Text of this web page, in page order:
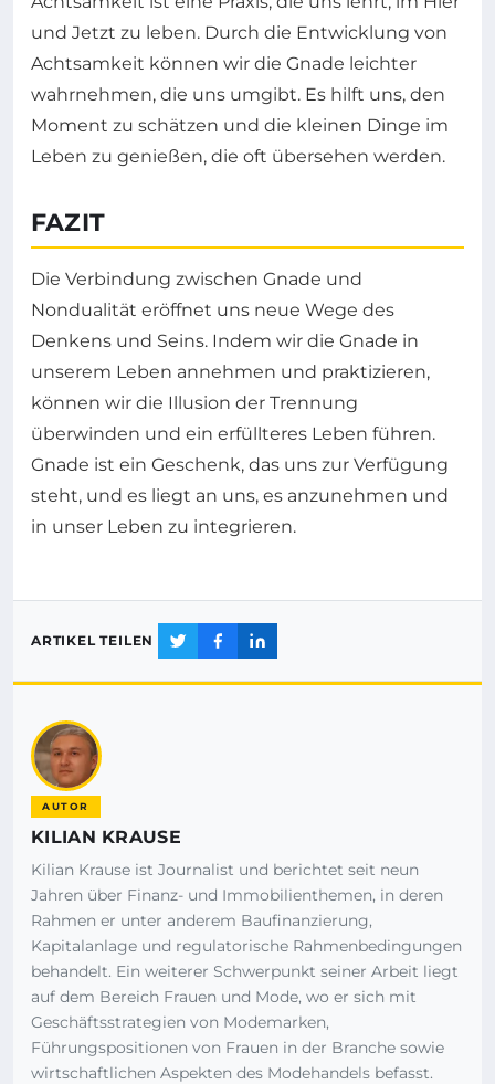
und Jetzt zu leben. Durch die Entwicklung von
Achtsamkeit können wir die Gnade leichter
wahrnehmen, die uns umgibt. Es hilft uns, den
Moment zu schätzen und die kleinen Dinge im
Leben zu genießen, die oft übersehen werden.
FAZIT
Die Verbindung zwischen Gnade und
Nondualität eröffnet uns neue Wege des
Denkens und Seins. Indem wir die Gnade in
unserem Leben annehmen und praktizieren,
können wir die Illusion der Trennung
überwinden und ein erfüllteres Leben führen.
Gnade ist ein Geschenk, das uns zur Verfügung
steht, und es liegt an uns, es anzunehmen und
in unser Leben zu integrieren.
ARTIKEL TEILEN
AUTOR
KILIAN KRAUSE
Kilian Krause ist Journalist und berichtet seit neun
Jahren über Finanz- und Immobilienthemen, in deren
Rahmen er unter anderem Baufinanzierung,
Kapitalanlage und regulatorische Rahmenbedingungen
behandelt. Ein weiterer Schwerpunkt seiner Arbeit liegt
auf dem Bereich Frauen und Mode, wo er sich mit
Geschäftsstrategien von Modemarken,
Führungspositionen von Frauen in der Branche sowie
wirtschaftlichen Aspekten des Modehandels befasst.